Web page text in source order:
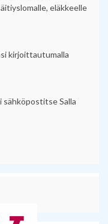
eläkkeelle
kirjoittautumalla
Salla